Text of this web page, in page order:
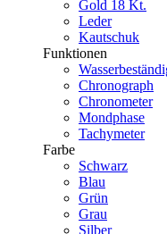
Gold 18 Kt.
Leder
Kautschuk
Funktionen
Chronograph
Chronometer
Mondphase
Tachymeter
Farbe
Schwarz
Blau
Grün
Grau
Silber